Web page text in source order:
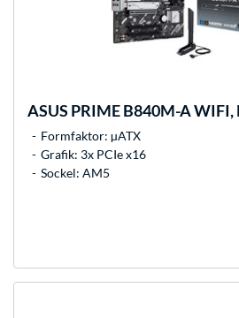
ASUS PRIME B840M-A WIFI,
Formfaktor: µATX
Grafik: 3x PCIe x16
Sockel: AM5